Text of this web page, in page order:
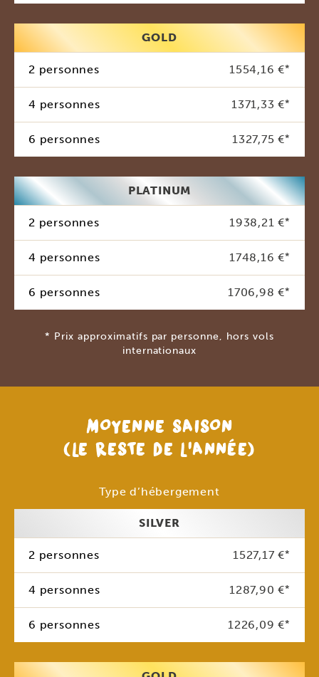
GOLD
2 personnes 1554,16 €*
4 personnes 1371,33 €*
6 personnes 1327,75 €*
PLATINUM
2 personnes 1938,21 €*
4 personnes 1748,16 €*
6 personnes 1706,98 €*
* Prix approximatifs par personne, hors vols
internationaux
MOYENNE SAISON
(LE RESTE DE L’ANNÉE)
Type d’hébergement
SILVER
2 personnes 1527,17 €*
4 personnes 1287,90 €*
6 personnes 1226,09 €*